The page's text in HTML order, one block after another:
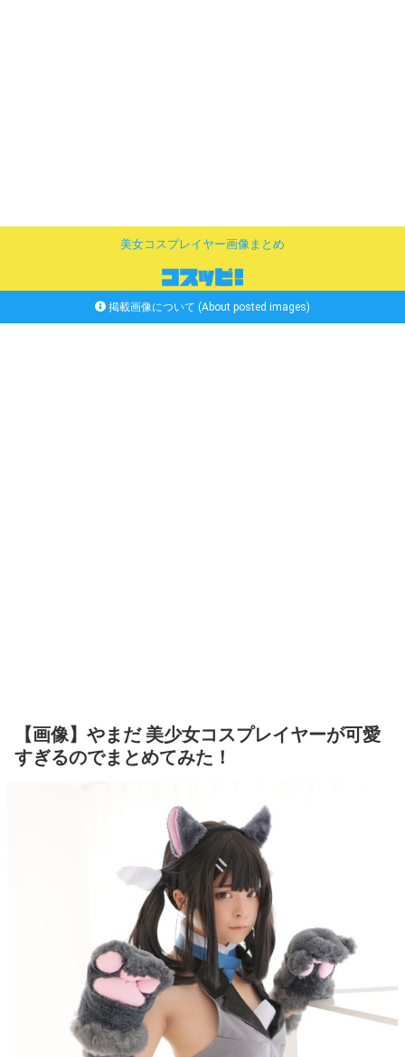
美女コスプレイヤー画像まとめ
掲載画像について (About posted images)
【画像】やまだ 美少女コスプレイヤーが可愛
すぎるのでまとめてみた！